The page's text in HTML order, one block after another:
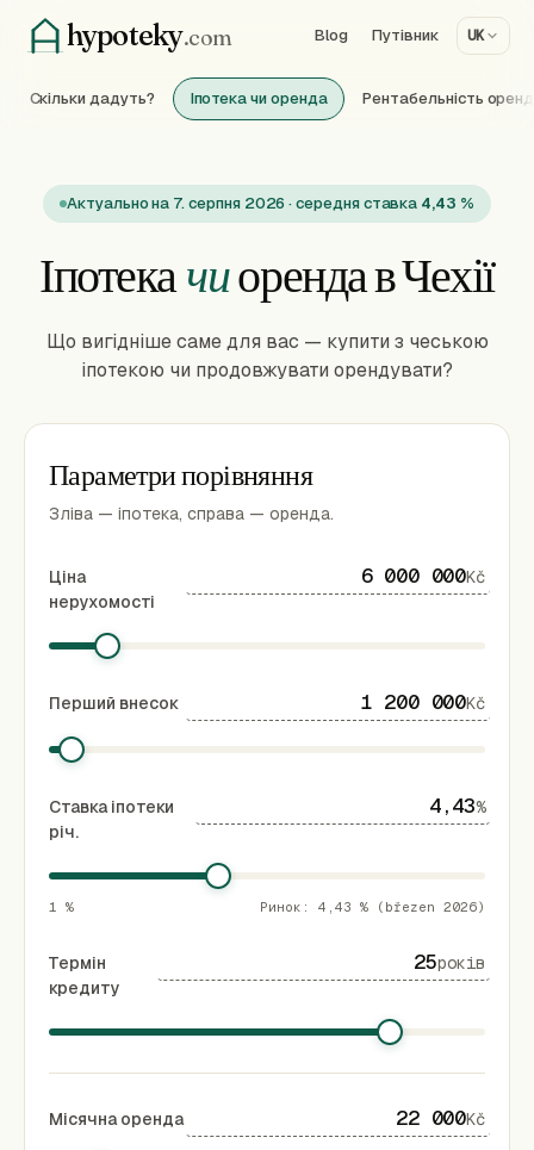
hypoteky.com Blog Путівник UK
Скільки дадуть? Іпотека чи оренда Рентабельність
Актуально на 7. серпня 2026 · середня ставка 4,43 %
Іпотекачиоренда в Чехії
Що вигідніше саме для вас — купити з чеською
іпотекою чи продовжувати орендувати?
Параметри порівняння
Зліва — іпотека, справа — оренда.
Ціна
нерухомості
Kč
Перший внесок Kč
Ставка іпотеки
річ.
%
1 % Ринок: 4,43 % (březen 2026)
Термін
кредиту
років
Місячна оренда Kč